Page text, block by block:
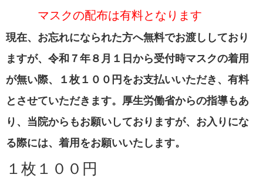
マスクの配布は有料となります
現在、お忘れになられた方へ無料でお渡ししており
ますが、令和７年８月１日から受付時マスクの着用
が無い際、１枚１００円をお支払いいただき、有料
とさせていただきます。厚生労働省からの指導もあ
り、当院からもお願いしておりますが、お入りにな
る際には、着用をお願いいたします。
１枚１００円